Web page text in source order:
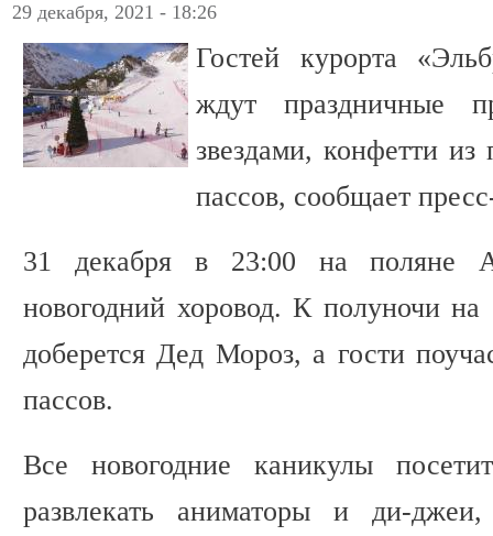
29 декабря, 2021 - 18:26
Гостей курорта
ждут праздничные
звездами, конфетти
пассов, сообщает
31 декабря в 23:00 на поляне
новогодний хоровод. К полуночи на
доберется Дед Мороз, а гости
пассов.
Все новогодние каникулы
развлекать аниматоры и ди-